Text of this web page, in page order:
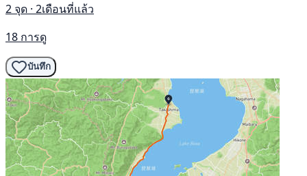
2 จุด · 2เดือนที่แล้ว
18 การดู
บันทึก